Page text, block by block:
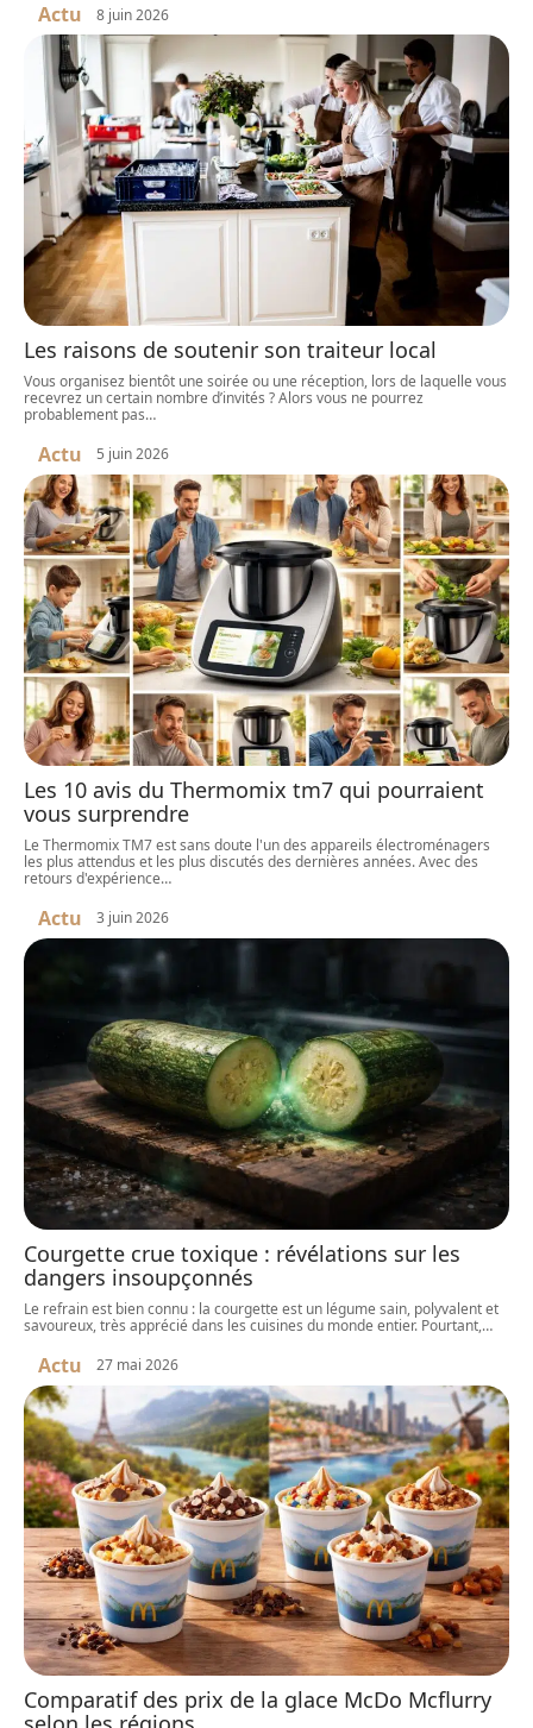
Actu 8 juin 2026
Les raisons de soutenir son traiteur local
Vous organisez bientôt une soirée ou une réception, lors de laquelle vous
recevrez un certain nombre d’invités ? Alors vous ne pourrez
probablement pas…
Actu 5 juin 2026
Les 10 avis du Thermomix tm7 qui pourraient
vous surprendre
Le Thermomix TM7 est sans doute l'un des appareils électroménagers
les plus attendus et les plus discutés des dernières années. Avec des
retours d'expérience…
Actu 3 juin 2026
Courgette crue toxique : révélations sur les
dangers insoupçonnés
Le refrain est bien connu : la courgette est un légume sain, polyvalent et
savoureux, très apprécié dans les cuisines du monde entier. Pourtant,…
Actu 27 mai 2026
Comparatif des prix de la glace McDo Mcflurry